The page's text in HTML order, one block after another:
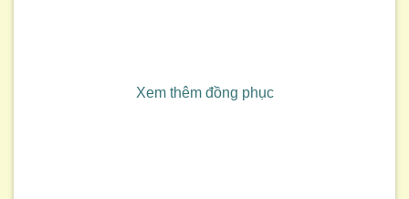
Xem thêm đồng phục